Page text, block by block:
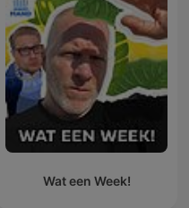
Wat een Week!